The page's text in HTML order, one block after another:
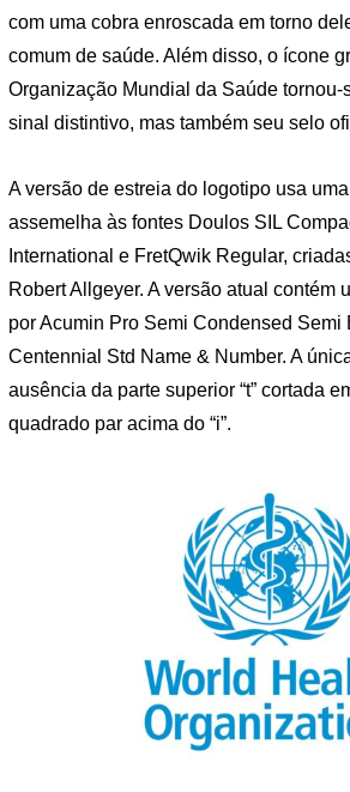
com uma cobra enroscada em torno
comum de saúde. Além disso, o ícone
Organização Mundial da Saúde tornou-
sinal distintivo, mas também seu selo
A versão de estreia do logotipo usa
assemelha às fontes Doulos SIL
International e FretQwik Regular,
Robert Allgeyer. A versão atual contém
por Acumin Pro Semi Condensed Semi
Centennial Std Name & Number. A
ausência da parte superior “t” cortada
quadrado par acima do “i”.